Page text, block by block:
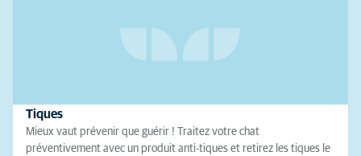
Tiques
Mieux vaut prévenir que guérir ! Traitez votre chat
préventivement avec un produit anti-tiques et retirez les tiques le